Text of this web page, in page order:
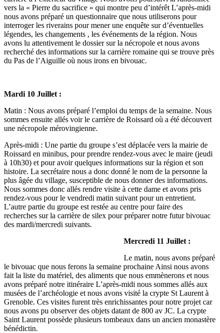
vers la « Pierre du sacrifice » qui montre peu d’intérêt L’après-midi
nous avons préparé un questionnaire que nous utiliserons pour
interroger les riverains pour mener une enquête sur d’éventuelles
légendes, les changements , les événements de la région. Nous
avons lu attentivement le dossier sur la nécropole et nous avons
recherché des informations sur la carrière romaine qui se trouve près
du Pas de l’Aiguille où nous irons en bivouac.
Mardi 10 Juillet :
Matin : Nous avons préparé l’emploi du temps de la semaine. Nous
sommes ensuite allés voir le carrière de Roissard où a été découvert
une nécropole mérovingienne.
Après-midi : Une partie du groupe s’est déplacée vers la mairie de
Roissard en minibus, pour prendre rendez-vous avec le maire (jeudi
à 10h30) et pour avoir quelques informations sur la région et son
histoire. La secrétaire nous a donc donné le nom de la personne la
plus âgée du village, susceptible de nous donner des informations.
Nous sommes donc allés rendre visite à cette dame et avons pris
rendez-vous pour le vendredi matin suivant pour un entretient.
L’autre partie du groupe est restée au centre pour faire des
recherches sur la carrière de silex pour préparer notre futur bivouac
des mardi/mercredi suivants.
Mercredi 11 Juillet :
Le matin, nous avons préparé
le bivouac que nous ferons la semaine prochaine Ainsi nous avons
fait la liste du matériel, des aliments que nous emmènerons et nous
avons préparé notre itinéraire L’après-midi nous sommes allés aux
musées de l’archéologie et nous avons visité la crypte St Laurent à
Grenoble. Ces visites furent très enrichissantes pour notre projet car
nous avons pu observer des objets datant de 800 av JC. La crypte
Saint Laurent possède plusieurs tombeaux dans un ancien monastère
bénédictin.